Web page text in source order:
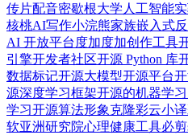
传片配音密歇根大学人工智能
核桃AI写作小浣熊家族嵌入式
AI 开放平台 度加度加创作工具
引擎开发者社区开源 Python 库
数据标记开源大模型开源平台
源深度学习框架开源的机器学
学习开源算法形象克隆彩云小译
软亚洲研究院心理健康工具必